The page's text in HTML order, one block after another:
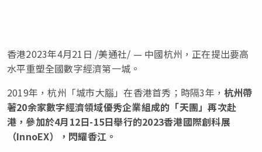
香港2023年4月21日 /美通社/ — 中國杭州，正在提出要高
水平重塑全國數字經濟第一城。
2019年，杭州「城市大腦」在香港首秀；時隔3年， 杭州帶
著20余家數字經濟領域優秀企業組成的 「天團」再次赴
港，參加於4月12日-15日舉行的2023香港國際創科展
（InnoEX），閃耀香江。